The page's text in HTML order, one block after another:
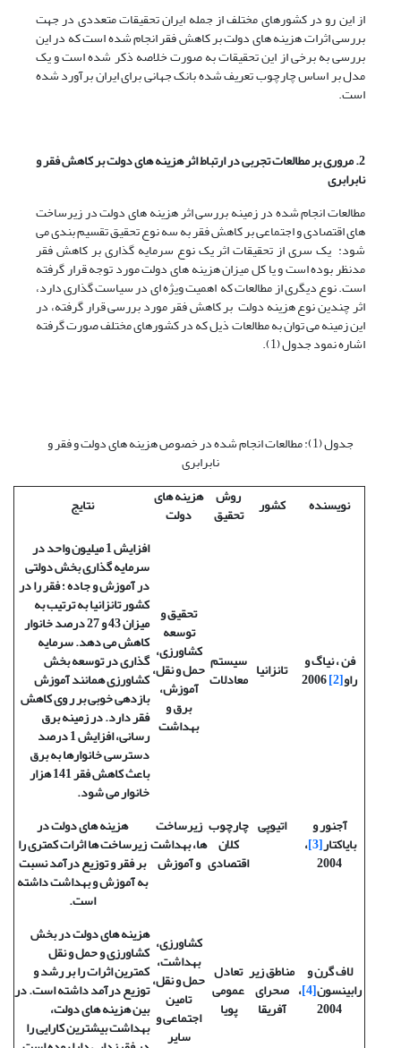
از این رو در کشورهای مختلف از جمله ایران تحقیقات متعددی در جهت
بررسی اثرات هزینه های دولت بر کاهش فقر انجام شده است که در این
بررسی به برخی از این تحقیقات به صورت خلاصه ذکر شده است و یک
مدل بر اساس چارچوب تعریف شده بانک جهانی برای ایران برآورد شده
است.
2. مروری بر مطالعات تجربی در ارتباط اثر هزینه های دولت بر کاهش فقر و
نابرابری
مطالعات انجام شده در زمینه بررسی اثر هزینه های دولت در زیرساخت
های اقتصادی و اجتماعی بر کاهش فقر به سه نوع تحقیق تقسیم بندی می
شود: یک سری از تحقیقات اثر یک نوع سرمایه گذاری بر کاهش فقر
مدنظر بوده است و یا کل میزان هزینه های دولت مورد توجه قرار گرفته
است. نوع دیگری از مطالعات که اهمیت ویژه ای در سیاست گذاری دارد،
اثر چندین نوع هزینه دولت بر کاهش فقر مورد بررسی قرار گرفته، در
این زمینه می توان به مطالعات ذیل که در کشورهای مختلف صورت گرفته
اشاره نمود جدول (1).
جدول (1): مطالعات انجام شده در خصوص هزینه های دولت و فقر و
نابرابری
نویسنده
کشور روش
تحقیق
هزینه های
دولت نتایج
فن ، نیاگ و
راو[2] تانزانیا سیستم
معادلات
تحقیق و
توسعه
کشاورزی،
حمل و نقل،
آموزش،
برق و
بهداشت
افزایش 1 میلیون واحد در
سرمایه گذاری بخش دولتی
در آموزش و جاده ؛ فقر را در
کشور تانزانیا به ترتیب به
میزان 43 و 27 درصد خانوار
کاهش می دهد. سرمایه
گذاری در توسعه بخش
کشاورزی همانند آموزش
بازدهی خوبی بر ر وی کاهش
فقر دارد. در زمینه برق
رسانی، افزایش 1 درصد
دسترسی خانوارها به برق
باعث کاهش فقر 141 هزار
خانوار می شود.
آجنور و
بایاکتار[3] ،
2004
اتیوپی چارچوب
کلان
اقتصادی
زیرساخت
ها، بهداشت
و آموزش
هزینه های دولت در
زیرساخت ها اثرات کمتری را
بر فقر و توزیع درآمد نسبت
به آموزش و بهداشت داشته
است.
لاف گرن و
رابینسون[4] ،
2004
مناطق زیر
صحرای
آفریقا
تعادل
عمومی
پویا
کشاورزی،
بهداشت،
حمل و نقل،
تامین
اجتماعی و
سایر
هزینه های دولت در بخش
کشاورزی و حمل و نقل
کمترین اثرات را بر رشد و
توزیع درآمد داشته است. در
بین هزینه های دولت،
بهداشت بیشترین کارایی را